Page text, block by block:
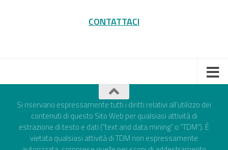
CONTATTACI
Si riservano espressamente tutti i diritti relativi all’utilizzo dei
contenuti di questo Sito Web per qualsiasi attività di
estrazione di testo e dati (“text and data mining” o “TDM”). È
vietata qualsiasi attività di TDM non espressamente